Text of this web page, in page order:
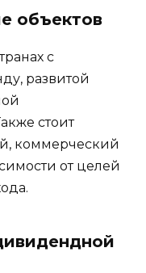
объектов
с
развитой
стоит
коммерческий
от целей